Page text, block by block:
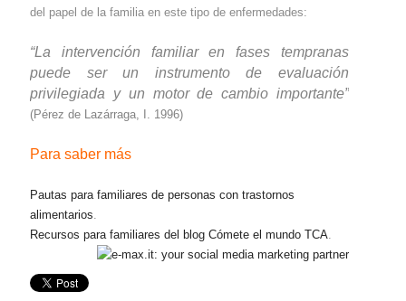
del papel de la familia en este tipo de enfermedades:
“La intervención familiar en fases tempranas
puede ser un instrumento de evaluación
privilegiada y un motor de cambio importante”
(Pérez de Lazárraga, I. 1996)
Para saber más
Pautas para familiares de personas con trastornos
alimentarios
Recursos para familiares del blog Cómete el mundo TCA